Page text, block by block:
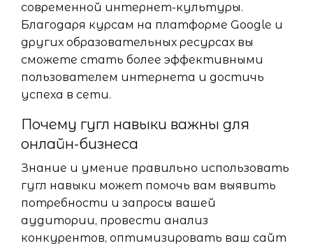
современной интернет-культуры.
Благодаря курсам на платформе Google и
других образовательных ресурсах вы
сможете стать более эффективными
пользователем интернета и достичь
успеха в сети.
Почему гугл навыки важны для
онлайн-бизнеса
Знание и умение правильно использовать
гугл навыки может помочь вам выявить
потребности и запросы вашей
аудитории, провести анализ
конкурентов, оптимизировать ваш сайт